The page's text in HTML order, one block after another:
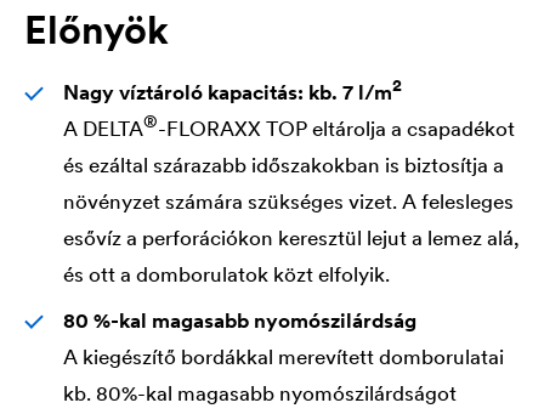
Előnyök
Nagy víztároló kapacitás: kb. 7 l/m2
A DELTA®-FLORAXX TOP eltárolja a csapadékot
és ezáltal szárazabb időszakokban is biztosítja a
növényzet számára szükséges vizet. A felesleges
esővíz a perforációkon keresztül lejut a lemez alá,
és ott a domborulatok közt elfolyik.
80 %-kal magasabb nyomószilárdság
A kiegészítő bordákkal merevített domborulatai
kb. 80%-kal magasabb nyomószilárdságot